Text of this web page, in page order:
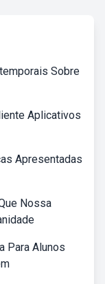
Sobre
Aplicativos
Apresentadas
Nossa
Para Alunos